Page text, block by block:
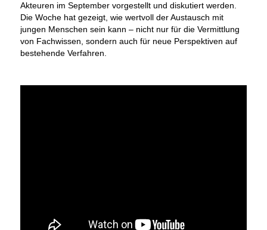
Akteuren im September vorgestellt und diskutiert werden.
Die Woche hat gezeigt, wie wertvoll der Austausch mit
jungen Menschen sein kann – nicht nur für die Vermittlung
von Fachwissen, sondern auch für neue Perspektiven auf
bestehende Verfahren.